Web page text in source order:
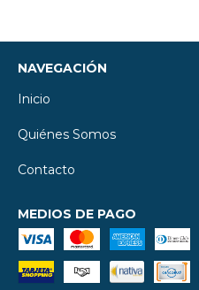
NAVEGACIÓN
Inicio
Quiénes Somos
Contacto
MEDIOS DE PAGO